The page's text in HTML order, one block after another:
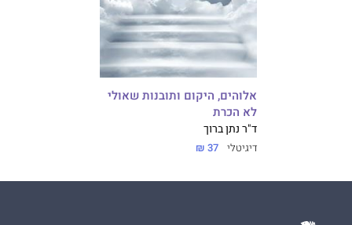
אלוהים, היקום ותובנות שאולי
לא הכרת
ד"ר נתן ברוך
דיגיטלי 37 ₪